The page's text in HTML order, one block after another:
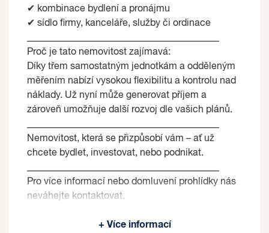
✔ kombinace bydlení a pronájmu
✔ sídlo firmy, kanceláře, služby či ordinace
Proč je tato nemovitost zajímavá:
Díky třem samostatným jednotkám a odděleným
měřením nabízí vysokou flexibilitu a kontrolu nad
náklady. Už nyní může generovat příjem a
zároveň umožňuje další rozvoj dle vašich plánů.
Nemovitost, která se přizpůsobí vám – ať už
chcete bydlet, investovat, nebo podnikat.
Pro více informací nebo domluvení prohlídky nás
neváhejte kontaktovat.
na základě jím zvolených kritérií.
+ Více informací